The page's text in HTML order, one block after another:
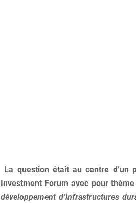
La question était au centre d’un
Investment Forum avec pour
développement d’infrastructures